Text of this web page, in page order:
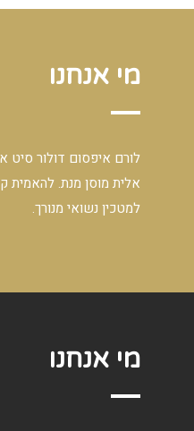
מי אנחנו
לורם איפסום דולור סיט
אלית מוסן מנת.
למטכין נשואי מנורך.
מי אנחנו